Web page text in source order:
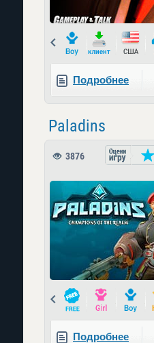
Prev
Подробнее
Paladins
3876
Prev
Подробнее